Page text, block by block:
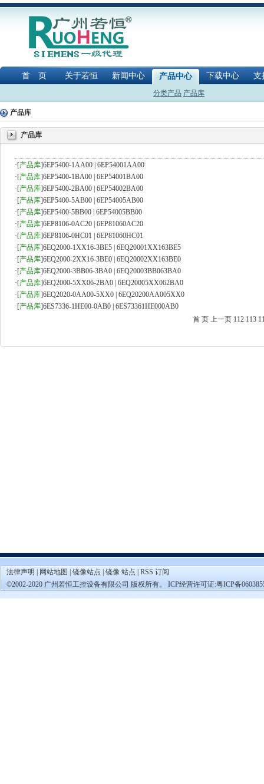
首 页 关于若恒 新闻中心 产品中心 下载中心 支
分类产品 产品库
产品库
产品库
·[产品库]6EP5400-1AA00 | 6EP54001AA00
·[产品库]6EP5400-1BA00 | 6EP54001BA00
·[产品库]6EP5400-2BA00 | 6EP54002BA00
·[产品库]6EP5400-5AB00 | 6EP54005AB00
·[产品库]6EP5400-5BB00 | 6EP54005BB00
·[产品库]6EP8106-0AC20 | 6EP81060AC20
·[产品库]6EP8106-0HC01 | 6EP81060HC01
·[产品库]6EQ2000-1XX16-3BE5 | 6EQ20001XX163BE5
·[产品库]6EQ2000-2XX16-3BE0 | 6EQ20002XX163BE0
·[产品库]6EQ2000-3BB06-3BA0 | 6EQ20003BB063BA0
·[产品库]6EQ2000-5XX06-2BA0 | 6EQ20005XX062BA0
·[产品库]6EQ2020-0AA00-5XX0 | 6EQ20200AA005XX0
·[产品库]6ES7336-1HE00-0AB0 | 6ES73361HE000AB0
首 页 上一页 112 113
法律声明 网站地图 镜像站点 镜像 站点
RSS 订阅
©2002-2020 广州若恒工控设备有限公司 版权所有。 ICP经营许可证:粤ICP备